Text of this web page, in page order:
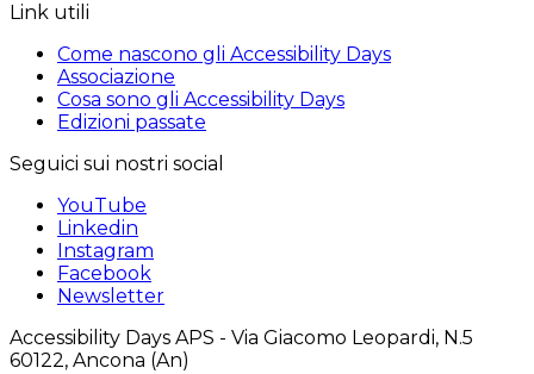
Link utili
Come nascono gli Accessibility Days
Associazione
Cosa sono gli Accessibility Days
Edizioni passate
Seguici sui nostri social
YouTube
Linkedin
Instagram
Facebook
Newsletter
Accessibility Days APS - Via Giacomo Leopardi, N.5
60122, Ancona (An)